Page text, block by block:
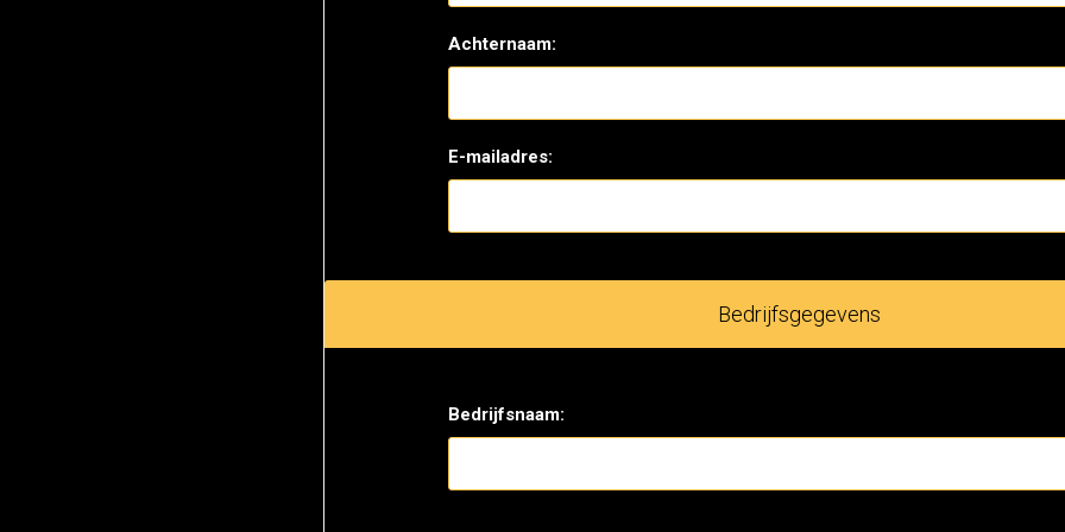
Achternaam:
E-mailadres:
Bedrijfsgegevens
Bedrijfsnaam: